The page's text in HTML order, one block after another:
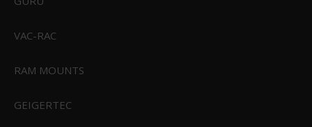
VAC-RAC
RAM MOUNTS
GEIGERTEC